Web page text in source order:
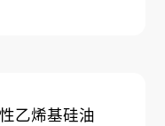
乙烯基硅油